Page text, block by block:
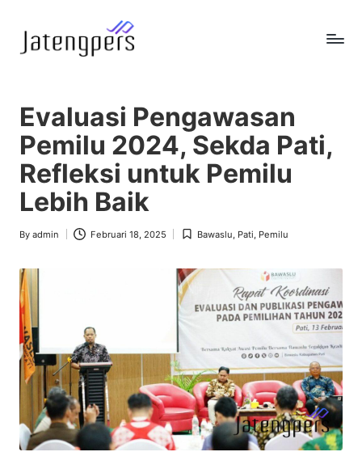
a
t
e
n
g
p
e
r
s
Pemerintah
Evaluasi Pengawasan
Pemilu 2024, Sekda Pati,
Refleksi untuk Pemilu
Lebih Baik
Posted
By admin Februari 18, 2025
Posted
Bawaslu Pati Pemilu